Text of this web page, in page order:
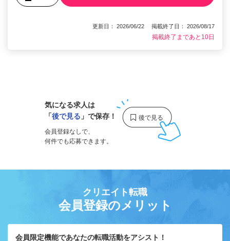
更新日： 2026/06/22 掲載終了日： 2026/08/17
掲載終了まであと10日
気になる求人は
「後で見る 」で保存！
会員登録なしで、
何件でも応募できます。
クリエイト転職
会員登録のメリット
会員限定機能であなたの転職活動をアシスト！